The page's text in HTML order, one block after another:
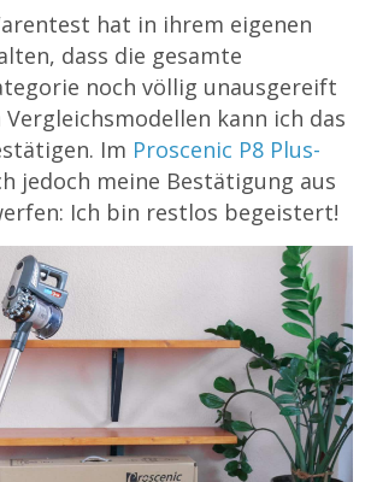
hat in ihrem eigenen
dass die gesamte
noch völlig unausgereift
kann ich das
Im Proscenic P8 Plus-
jedoch meine Bestätigung aus
Ich bin restlos begeistert!